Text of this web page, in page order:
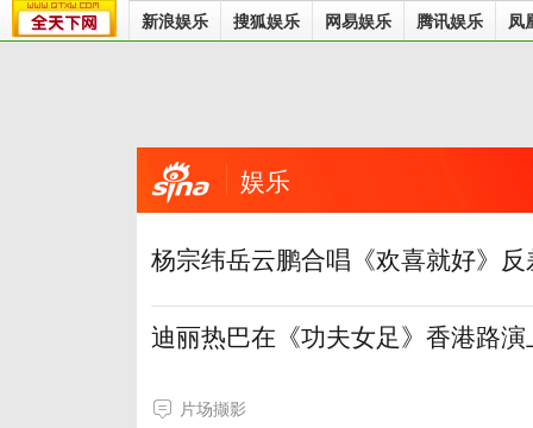
新浪娱乐 搜狐娱乐 网易娱乐 腾讯娱乐 凤